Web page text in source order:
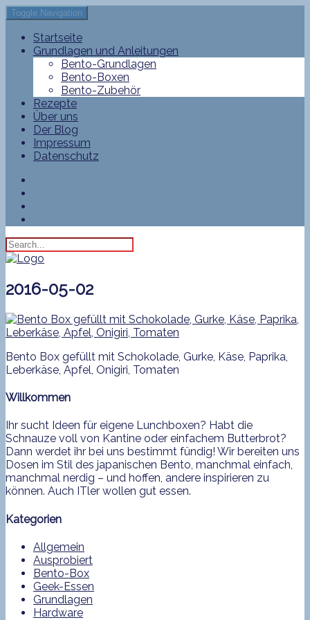
Toggle Navigation
Startseite
Grundlagen und Anleitungen
Bento-Grundlagen
Bento-Boxen
Bento-Zubehör
Rezepte
Über uns
Der Blog
Impressum
Datenschutz
2016-05-02
Bento Box gefüllt mit Schokolade, Gurke, Käse, Paprika,
Leberkäse, Apfel, Onigiri, Tomaten
Willkommen
Ihr sucht Ideen für eigene Lunchboxen? Habt die
Schnauze voll von Kantine oder einfachem Butterbrot?
Dann werdet ihr bei uns bestimmt fündig! Wir bereiten uns
Dosen im Stil des japanischen Bento, manchmal einfach,
manchmal nerdig – und hoffen, andere inspirieren zu
können. Auch ITler wollen gut essen.
Kategorien
Allgemein
Ausprobiert
Bento-Box
Geek-Essen
Grundlagen
Hardware